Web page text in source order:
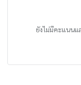
ยังไม่มีคะแนนแ